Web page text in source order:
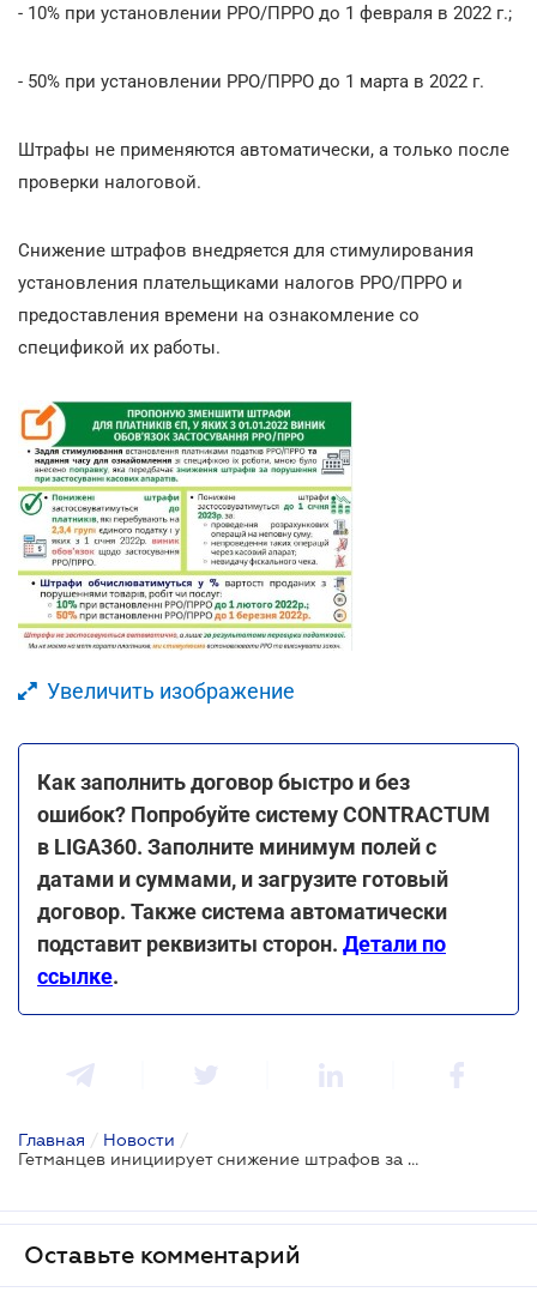
- 10% при установлении РРО/ПРРО до 1 февраля в 2022 г.;
- 50% при установлении РРО/ПРРО до 1 марта в 2022 г.
Штрафы не применяются автоматически, а только после
проверки налоговой.
Снижение штрафов внедряется для стимулирования
установления плательщиками налогов РРО/ПРРО и
предоставления времени на ознакомление со
спецификой их работы.
Увеличить изображение
Как заполнить договор быстро и без
ошибок? Попробуйте систему CONTRACTUM
в LIGA360. Заполните минимум полей с
датами и суммами, и загрузите готовый
договор. Также система автоматически
подставит реквизиты сторон. Детали по
ссылке.
Главная / Новости /
Гетманцев инициирует снижение штрафов за неиспользование РРО: какие условия
Оставьте комментарий